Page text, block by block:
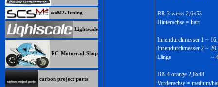
scsM2-Tuning
Lightscale
RC-Motorrad-Shop
carbon project parts
BB-3 weiss 2,6x53
Hinterachse = hart
Innendurchmesser 1 ~
Innendurchmesser 2 ~
Länge ~
BB-4 orange 2,8x48
Vorderachse = medium/